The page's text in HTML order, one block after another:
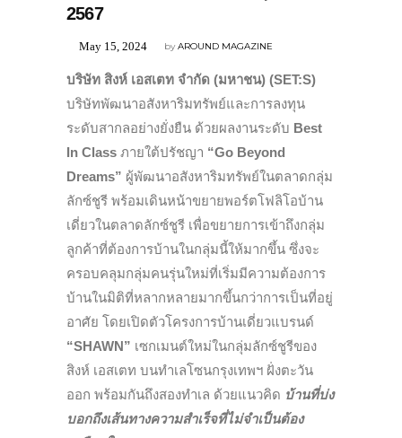
2567
byAROUND MAGAZINE
May 15, 2024
บริษัท สิงห์ เอสเตท จำกัด (มหาชน) (SET:S)
บริษัทพัฒนาอสังหาริมทรัพย์และการลงทุน
ระดับสากลอย่างยั่งยืน ด้วยผลงานระดับ Best
In Class ภายใต้ปรัชญา “Go Beyond
Dreams” ผู้พัฒนาอสังหาริมทรัพย์ในตลาดกลุ่ม
ลักซ์ชูรี พร้อมเดินหน้าขยายพอร์ตโฟลิโอบ้าน
เดี่ยวในตลาดลักซ์ชูรี เพื่อขยายการเข้าถึงกลุ่ม
ลูกค้าที่ต้องการบ้านในกลุ่มนี้ให้มากขึ้น ซึ่งจะ
ครอบคลุมกลุ่มคนรุ่นใหม่ที่เริ่มมีความต้องการ
บ้านในมิติที่หลากหลายมากขึ้นกว่าการเป็นที่อยู่
อาศัย โดยเปิดตัวโครงการบ้านเดี่ยวแบรนด์
“SHAWN” เซกเมนต์ใหม่ในกลุ่มลักซ์ชูรีของ
สิงห์ เอสเตท บนทำเลโซนกรุงเทพฯ ฝั่งตะวัน
ออก พร้อมกันถึงสองทำเล ด้วยแนวคิด บ้านที่บ่ง
บอกถึงเส้นทางความสำเร็จที่ไม่จำเป็นต้อง